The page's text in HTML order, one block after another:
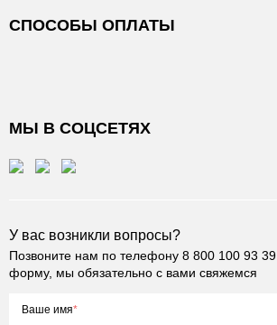
СПОСОБЫ ОПЛАТЫ
МЫ В СОЦСЕТЯХ
У вас возникли вопросы?
Позвоните нам по телефону 8 800 100 93 39
форму, мы обязательно с вами свяжемся
Ваше имя